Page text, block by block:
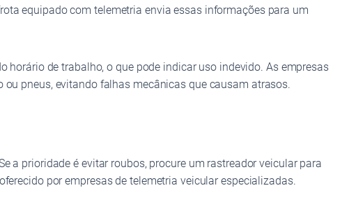
equipado com telemetria envia essas informações para um
de trabalho, o que pode indicar uso indevido. As empresas
pneus, evitando falhas mecânicas que causam atrasos.
a prioridade é evitar roubos, procure um rastreador veicular para
por empresas de telemetria veicular especializadas.